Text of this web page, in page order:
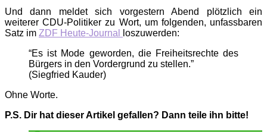
Und dann meldet sich vorgestern Abend plötzlich ein
weiterer CDU-Politiker zu Wort, um folgenden, unfassbaren
Satz im ZDF Heute-Journal
loszuwerden:
“Es ist Mode geworden, die Freiheitsrechte des
Bürgers in den Vordergrund zu stellen.”
(Siegfried Kauder)
Ohne Worte.
P.S. Dir hat dieser Artikel gefallen? Dann teile ihn bitte!